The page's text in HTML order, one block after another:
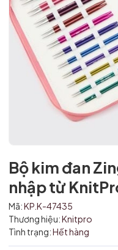
Bộ kim đan
nhập từ
Mã:KP.K-47435
Thương hiệu:Knitpro
Tình trạng:Hết hàng
Mã giảm giá:
Ngày hết hạn:
Điều kiện: